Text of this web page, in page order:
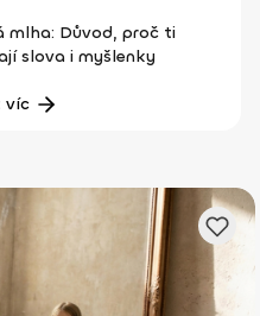
mlha: Důvod, proč ti
slova i myšlenky
víc